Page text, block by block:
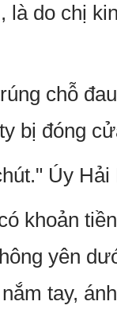
là do chị
chỗ
bị đóng
Úy
khoản
yên
tay,